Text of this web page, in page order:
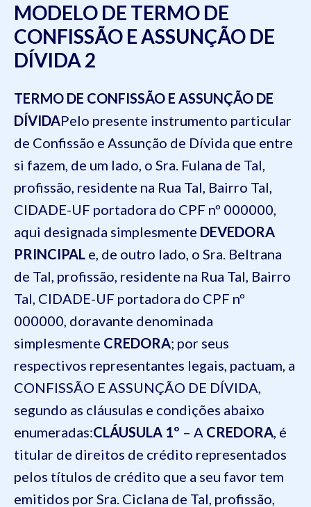
MODELO DE TERMO DE
CONFISSÃO E ASSUNÇÃO DE
DÍVIDA 2
TERMO DE CONFISSÃO E ASSUNÇÃO DE
DÍVIDAPelo presente instrumento particular
de Confissão e Assunção de Dívida que entre
si fazem, de um lado, o Sra. Fulana de Tal,
profissão, residente na Rua Tal, Bairro Tal,
CIDADE-UF portadora do CPF nº 000000,
aqui designada simplesmente DEVEDORA
PRINCIPAL e, de outro lado, o Sra. Beltrana
de Tal, profissão, residente na Rua Tal, Bairro
Tal, CIDADE-UF portadora do CPF nº
000000, doravante denominada
simplesmente CREDORA; por seus
respectivos representantes legais, pactuam, a
CONFISSÃO E ASSUNÇÃO DE DÍVIDA,
segundo as cláusulas e condições abaixo
enumeradas:CLÁUSULA 1º – A CREDORA, é
titular de direitos de crédito representados
pelos títulos de crédito que a seu favor tem
emitidos por Sra. Ciclana de Tal, profissão,